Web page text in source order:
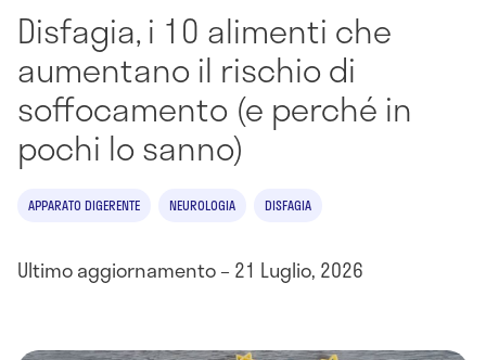
Disfagia, i 10 alimenti che
aumentano il rischio di
soffocamento (e perché in
pochi lo sanno)
APPARATO DIGERENTE NEUROLOGIA DISFAGIA
Ultimo aggiornamento – 21 Luglio, 2026